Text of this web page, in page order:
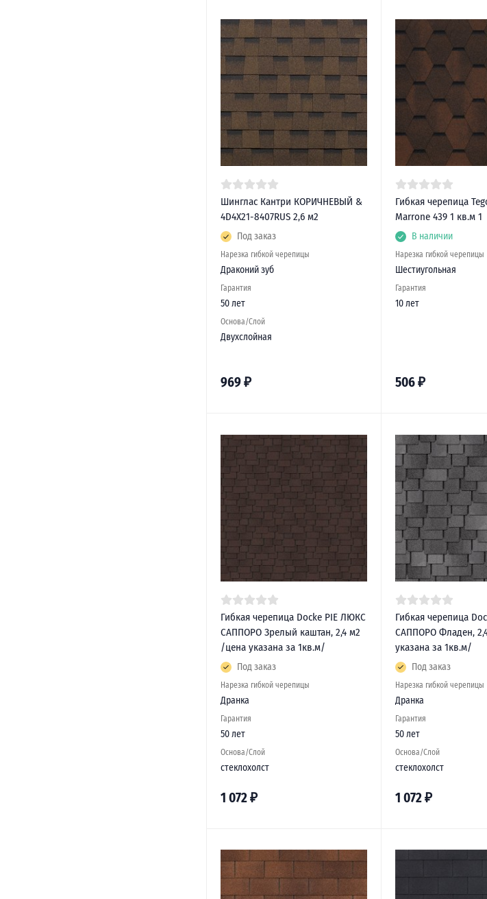
Шинглас Кантри КОРИЧНЕВЫЙ &
4D4X21-8407RUS 2,6 м2
Под заказ
Нарезка гибкой черепицы
Драконий зуб
Гарантия
50 лет
Основа/Слой
Двухслойная
969₽
Гибкая черепица
Marrone 439 1 кв.м 1
В наличии
Нарезка гибкой черепицы
Шестиугольная
Гарантия
10 лет
506₽
Гибкая черепица Docke PIE ЛЮКС
САППОРО Зрелый каштан, 2,4 м2
/цена указана за 1кв.м/
Под заказ
Нарезка гибкой черепицы
Дранка
Гарантия
50 лет
Основа/Слой
стеклохолст
1 072₽
Гибкая черепица
САППОРО Фладен,
указана за 1кв.м/
Под заказ
Нарезка гибкой черепицы
Дранка
Гарантия
50 лет
Основа/Слой
стеклохолст
1 072₽